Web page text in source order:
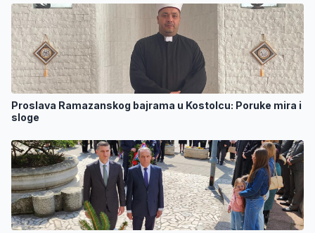
Proslava Ramazanskog bajrama u Kostolcu: Poruke mira i
sloge